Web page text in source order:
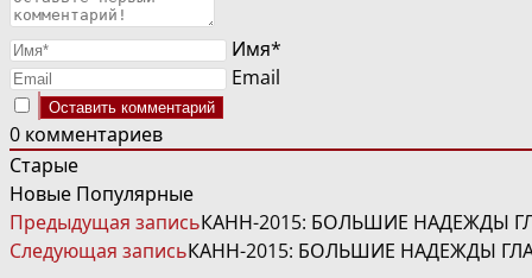
Имя*
Email
0 комментариев
Старые
Новые Популярные
ЧИТАТЬ
ДАЛЕЕ
СТАТЬИ
Предыдущая записьКАНН-2015: БОЛЬШИЕ НАДЕЖДЫ
Следующая записьКАНН-2015: БОЛЬШИЕ НАДЕЖДЫ